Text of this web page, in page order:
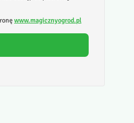
www.magicznyogrod.pl